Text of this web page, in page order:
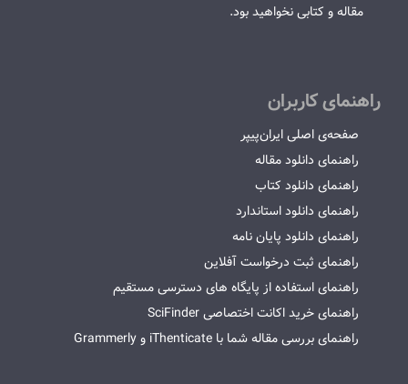
مقاله و کتابی نخواهید بود.
راهنمای کاربران
صفحه‌ی اصلی ایران‌پیپر
راهنمای دانلود مقاله
راهنمای دانلود کتاب
راهنمای دانلود استاندارد
راهنمای دانلود پایان نامه
راهنمای ثبت درخواست آفلاین
راهنمای استفاده از پایگاه های دسترسی مستقیم
راهنمای خرید اکانت اختصاصی SciFinder
راهنمای بررسی مقاله شما با iThenticate و Grammerly